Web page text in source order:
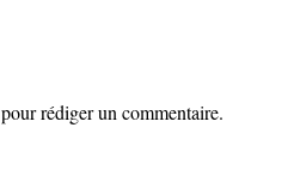
pour rédiger un commentaire.